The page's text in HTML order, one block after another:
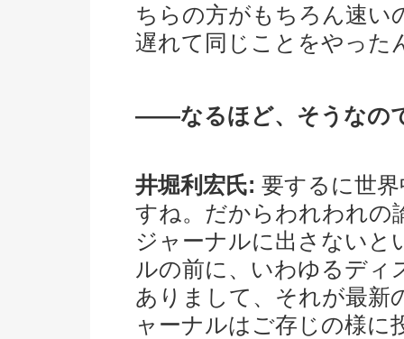
ちらの方がもちろん速い
遅れて同じことをやった
――なるほど、そうなの
井堀利宏氏: 要するに世
すね。だからわれわれの
ジャーナルに出さないと
ルの前に、いわゆるディ
ありまして、それが最新
ャーナルはご存じの様に